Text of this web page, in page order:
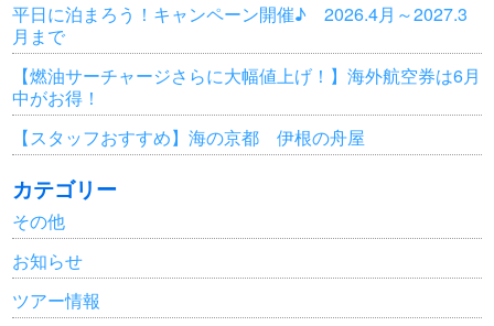
平日に泊まろう！キャンペーン開催♪ 2026.4月～2027.3
月まで
【燃油サーチャージさらに大幅値上げ！】海外航空券は6月
中がお得！
【スタッフおすすめ】海の京都 伊根の舟屋
カテゴリー
その他
お知らせ
ツアー情報